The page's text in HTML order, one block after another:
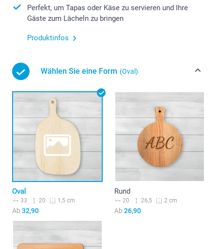
Perfekt, um Tapas oder Käse zu servieren und Ihre
Gäste zum Lächeln zu bringen
Produktinfos
Wählen Sie eine Form (Oval)
Oval
33 20 1,5 cm
Ab 32,90
Rund
20 26,5 2 cm
Ab 26,90